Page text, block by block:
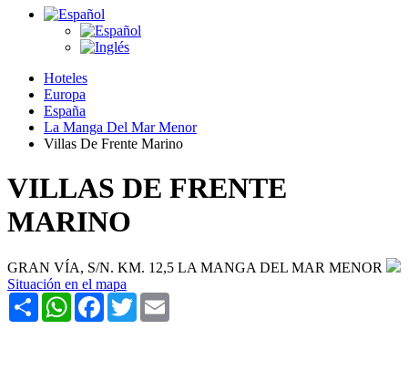
Hoteles
Europa
España
La Manga Del Mar Menor
Villas De Frente Marino
VILLAS DE FRENTE
MARINO
GRAN VÍA, S/N. KM. 12,5 LA MANGA DEL MAR MENOR
Situación en el mapa
Share WhatsAppFacebook
Twitter